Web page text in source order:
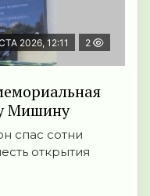
2026, 12:11 2
Мишину
спас сотни
открытия